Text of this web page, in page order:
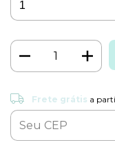
Frete grátis
Entregas para o CEP:
Frete grátis a